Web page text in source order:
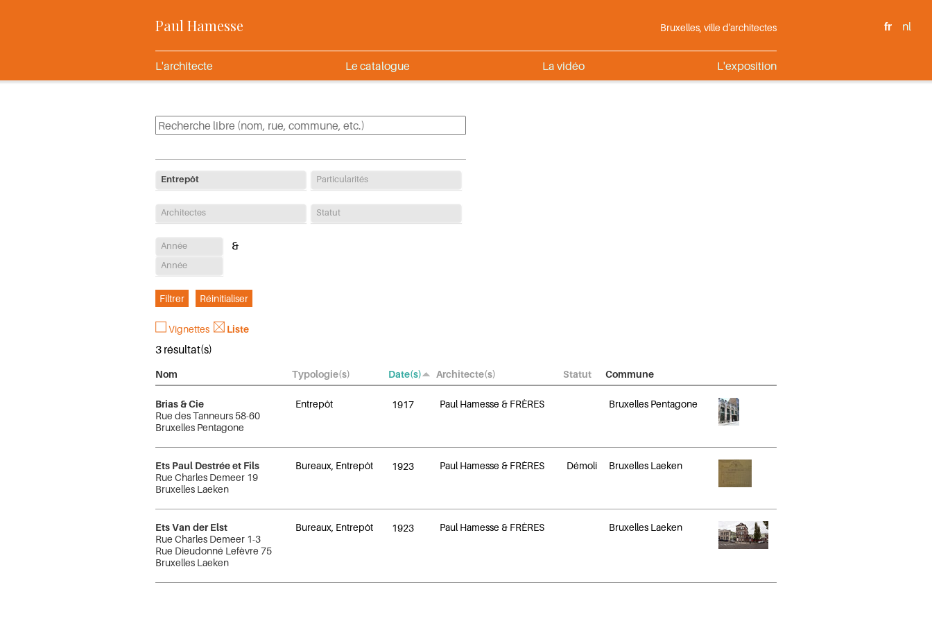
Paul Hamesse Bruxelles, ville d'architectes
L'architecte Le catalogue La vidéo L'exposition
fr nl
Entrepôt Particularités
Architectes Statut
Année
Année
Vignettes Liste
3 résultat(s)
Nom Typologie(s) Date(s) Architecte(s) Statut Commune
Brias & Cie
Rue des Tanneurs 58-60
Bruxelles Pentagone
Entrepôt 1917 Paul Hamesse & FRÈRES Bruxelles Pentagone
Ets Paul Destrée et Fils
Rue Charles Demeer 19
Bruxelles Laeken
Bureaux, Entrepôt 1923 Paul Hamesse & FRÈRES Démoli Bruxelles Laeken
Ets Van der Elst
Rue Charles Demeer 1-3
Rue Dieudonné Lefèvre 75
Bruxelles Laeken
Bureaux, Entrepôt 1923 Paul Hamesse & FRÈRES Bruxelles Laeken